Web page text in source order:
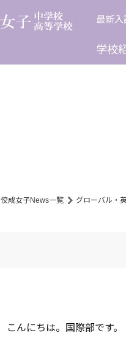
最新入
学校
佼成女子News一覧 グローバル・
こんにちは。国際部です。